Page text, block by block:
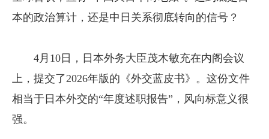
本的政治算计，还是中日关系彻底转向的信号？
4月10日，日本外务大臣茂木敏充在内阁会议
上，提交了2026年版的《外交蓝皮书》。这份文件
相当于日本外交的“年度述职报告”，风向标意义很
强。